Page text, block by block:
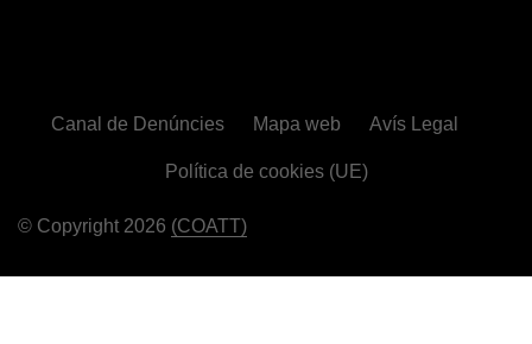
© Copyright 2026 (COATT)
Canal de Denúncies Mapa web Avís Legal
Política de cookies (UE)